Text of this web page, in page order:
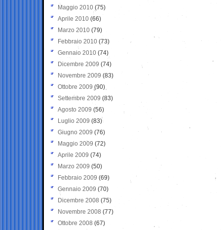
Maggio 2010 (75)
Aprile 2010 (66)
Marzo 2010 (79)
Febbraio 2010 (73)
Gennaio 2010 (74)
Dicembre 2009 (74)
Novembre 2009 (83)
Ottobre 2009 (90)
Settembre 2009 (83)
Agosto 2009 (56)
Luglio 2009 (83)
Giugno 2009 (76)
Maggio 2009 (72)
Aprile 2009 (74)
Marzo 2009 (50)
Febbraio 2009 (69)
Gennaio 2009 (70)
Dicembre 2008 (75)
Novembre 2008 (77)
Ottobre 2008 (67)